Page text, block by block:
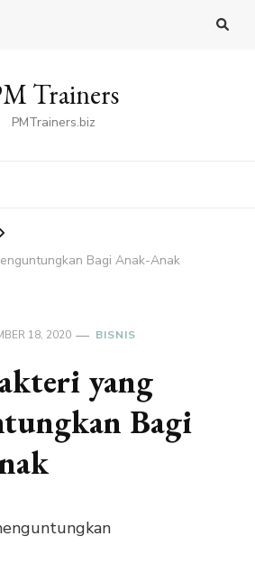
Trainers
PMTrainers.biz
Bagi Anak-Anak
18, 2020 BISNIS
yang
Bagi